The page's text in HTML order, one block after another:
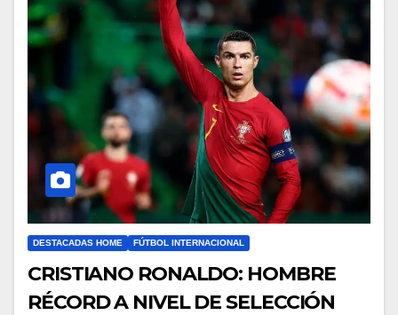
DESTACADAS HOME FÚTBOL INTERNACIONAL
CRISTIANO RONALDO: HOMBRE
RÉCORD A NIVEL DE SELECCIÓN